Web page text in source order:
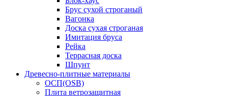
Брус сухой строганый
Вагонка
Доска сухая строганая
Имитация бруса
Рейка
Террасная доска
Шпунт
Древесно-плитные материалы
ОСП(OSB)
Плита ветрозащитная